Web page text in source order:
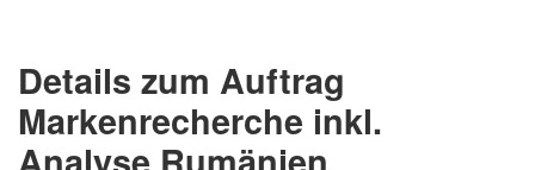
Details zum Auftrag
Markenrecherche inkl.